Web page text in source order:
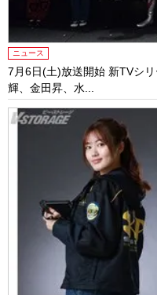
ニュース
7月6日(土)放送開始 新TVシ
輝、金田昇、水...